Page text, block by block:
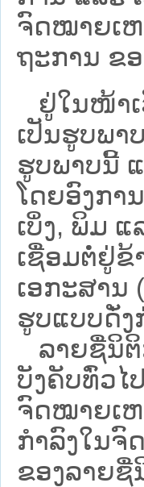
ຈົດໝາຍເຫ
ຖະ​ການ ຂ
ຢູ່ໃນໜ້າ​ເ
ເປັນຮູບພາ
ຮູບພາບນີ້
ໂດຍອົງກາ
ເບິ່ງ, ພິມ
ເຊື່ອມຕໍ່ຢູ່ຂ້
ເອກະສານ
ຮູບແບບດັ່ງ
ລາຍຊື່ນິຕິ
ບັງຄັບທົ່ວໄ
ຈົດໝາຍເ
ກຳລົງໃນຈົ
ຂອງລາຍຊື່